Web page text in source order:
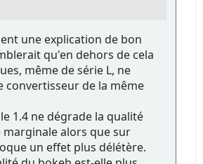
une explication de bon
qu'en dehors de cela
même de série L, ne
convertisseur de la même
1.4 ne dégrade la qualité
marginale alors que sur
un effet plus délétère.